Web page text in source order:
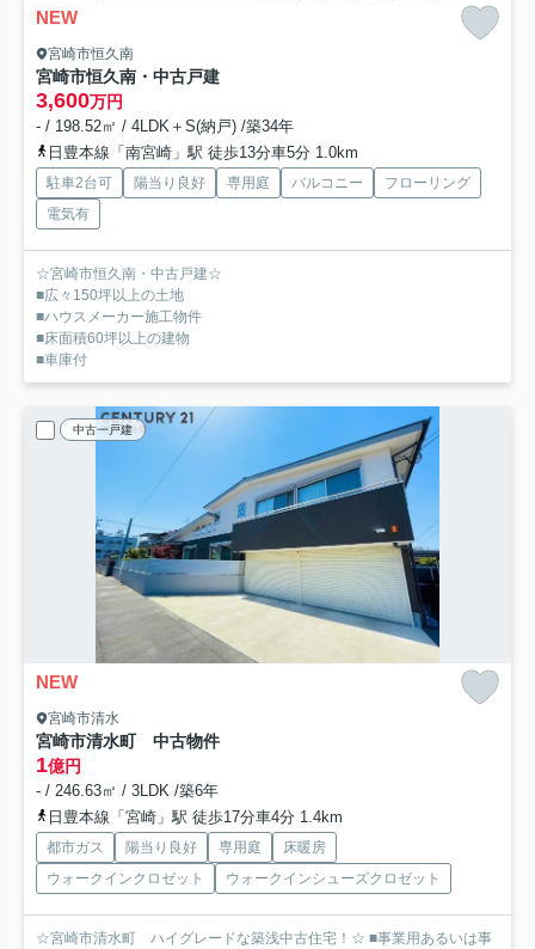
NEW
宮崎市恒久南
宮崎市恒久南・中古戸建
3,600万円
- / 198.52㎡ / 4LDK＋S(納戸) /築34年
日豊本線「南宮崎」駅 徒歩13分車5分 1.0km
駐車2台可 陽当り良好 専用庭 バルコニー
フローリング
電気有
☆宮崎市恒久南・中古戸建☆
■広々150坪以上の土地
■ハウスメーカー施工物件
■床面積60坪以上の建物
■車庫付
中古一戸建
NEW
宮崎市清水
宮崎市清水町 中古物件
1億円
- / 246.63㎡ / 3LDK /築6年
日豊本線「宮崎」駅 徒歩17分車4分 1.4km
都市ガス 陽当り良好 専用庭
床暖房
ウォークインクロゼット
ウォークインシューズクロゼット
☆宮崎市清水町 ハイグレードな築浅中古住宅！☆ ■事業用あるいは事